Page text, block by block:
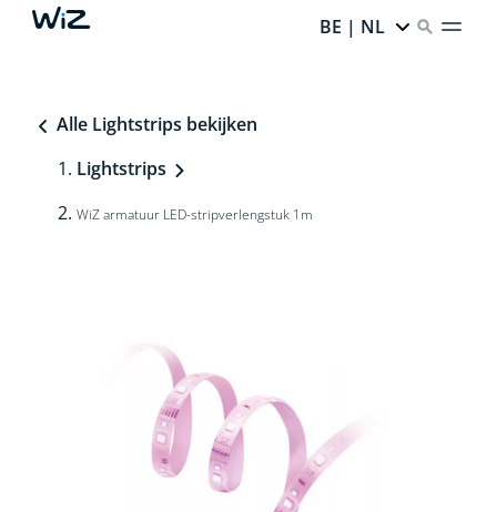
BE | NL
Alle Lightstrips bekijken
Lightstrips
WiZ armatuur LED-stripverlengstuk 1m